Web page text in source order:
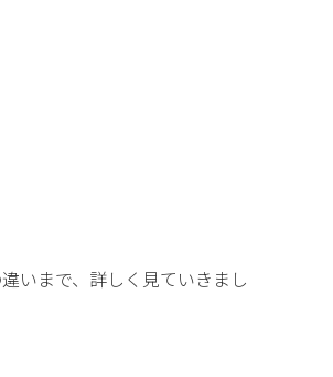
いまで、詳しく見ていきまし